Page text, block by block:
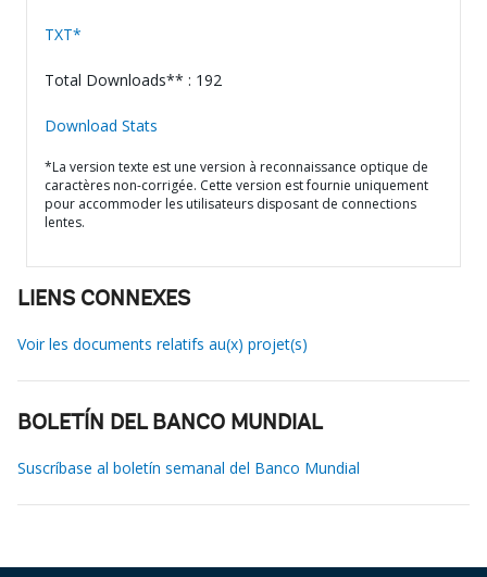
TXT*
Total Downloads** : 192
Download Stats
*La version texte est une version à reconnaissance optique de
caractères non-corrigée. Cette version est fournie uniquement
pour accommoder les utilisateurs disposant de connections
lentes.
LIENS CONNEXES
Voir les documents relatifs au(x) projet(s)
BOLETÍN DEL BANCO MUNDIAL
Suscríbase al boletín semanal del Banco Mundial